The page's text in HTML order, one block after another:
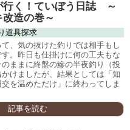
行く！ていぼう日誌 ～
造の巻～
道具探求
、気の抜けた釣りでは相手もし
。昨日も仕掛けに何の工夫もな
ままに終盤の鰺の半夜釣り（投
けましたが、結果としては「知
を温めただけ」に終わってしま
記事を読む